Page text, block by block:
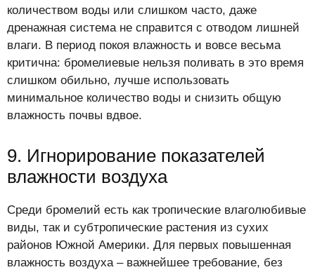
количеством воды или слишком часто, даже
дренажная система не справится с отводом лишней
влаги. В период покоя влажность и вовсе весьма
критична: бромелиевые нельзя поливать в это время
слишком обильно, лучше использовать
минимальное количество воды и снизить общую
влажность почвы вдвое.
9. Игнорирование показателей
влажности воздуха
Среди бромелий есть как тропические влаголюбивые
виды, так и субтропические растения из сухих
районов Южной Америки. Для первых повышенная
влажность воздуха – важнейшее требование, без